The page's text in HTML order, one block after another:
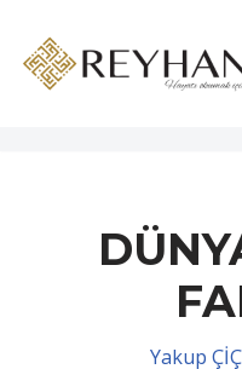
İçeriğe
Yakup